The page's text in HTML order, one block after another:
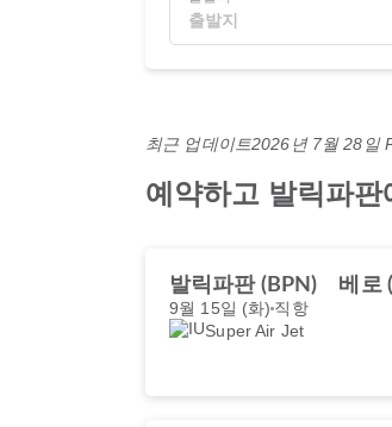
최근 업데이트2026년 7월 28일
예약하고 발릭파
발릭파판 (BPN) 베로
9월 15일 (화) 직항
Super Air Jet